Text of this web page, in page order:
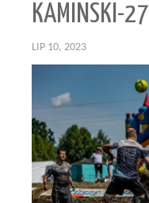
KAMINSKI-27
LIP 10, 2023